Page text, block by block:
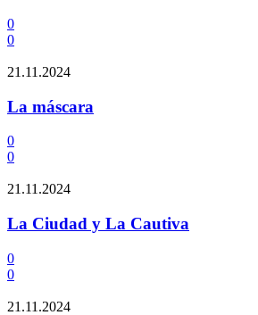
0
0
21.11.2024
La máscara
0
0
21.11.2024
La Ciudad y La Cautiva
0
0
21.11.2024